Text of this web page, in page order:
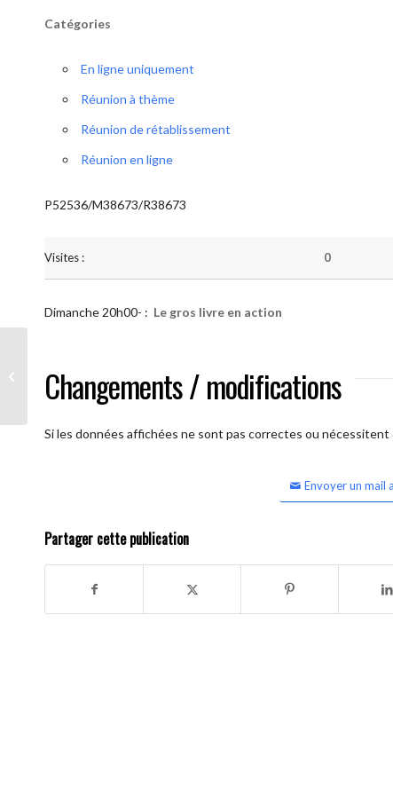
Catégories
En ligne uniquement
Réunion à thème
Réunion de rétablissement
Réunion en ligne
P52536/M38673/R38673
Visites : 0
Dimanche 20h00- : Le gros livre en action
Changements / modifications
Si les données affichées ne sont pas correctes ou
Envoyer un mail
Partager cette publication
action)